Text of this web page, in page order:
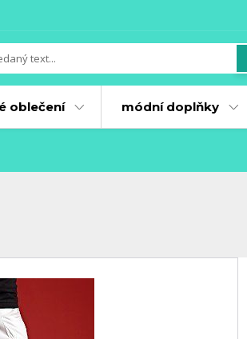
oblečení módní doplňky